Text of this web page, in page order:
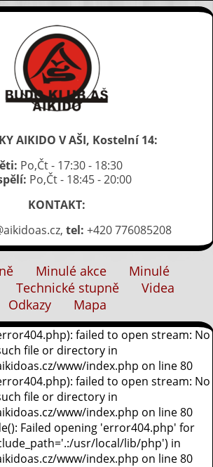
AIKIDO V AŠI, Kostelní 14:
Po,Čt - 17:30 - 18:30
Po,Čt - 18:45 - 20:00
KONTAKT:
tel: +420 776085208
Minulé akce
Minulé
Technické stupně
Videa
Odkazy
Mapa
failed to open stream: No
file or directory in
www/index.php on line 80
failed to open stream: No
file or directory in
www/index.php on line 80
Failed opening 'error404.php' for
usr/local/lib/php') in
www/index.php on line 80